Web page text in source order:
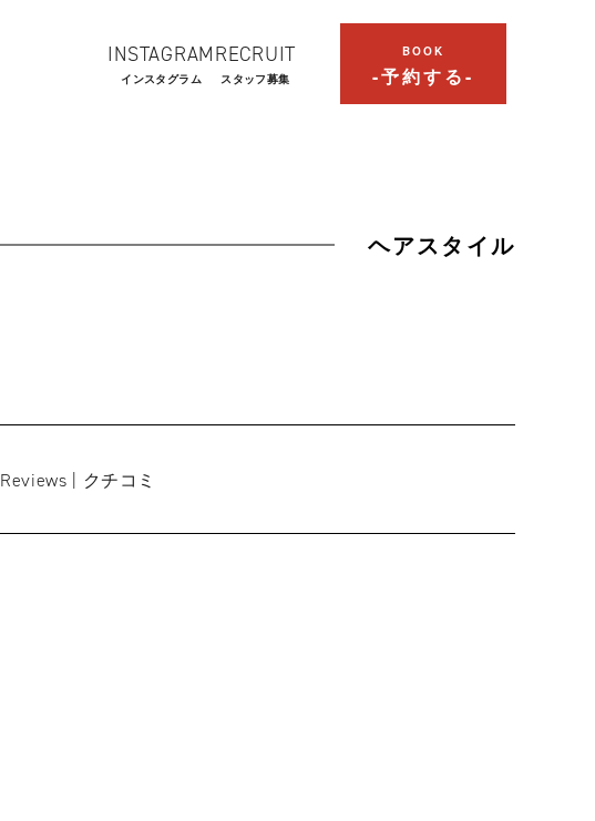
INSTAGRAM
インスタグラム
RECRUIT
スタッフ募集
BOOK
-予約する-
ヘアスタイル
Reviews | クチコミ